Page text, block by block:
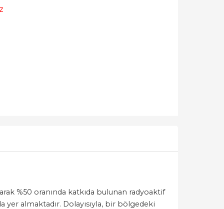
%50 oranında katkıda bulunan radyoaktif
almaktadır. Dolayısıyla, bir bölgedeki